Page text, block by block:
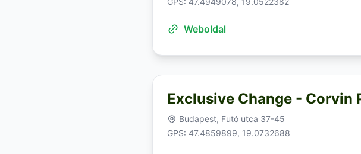
Weboldal
Exclusive Change - Corvin
Budapest, Futó utca 37-45
GPS: 47.4859899, 19.0732688